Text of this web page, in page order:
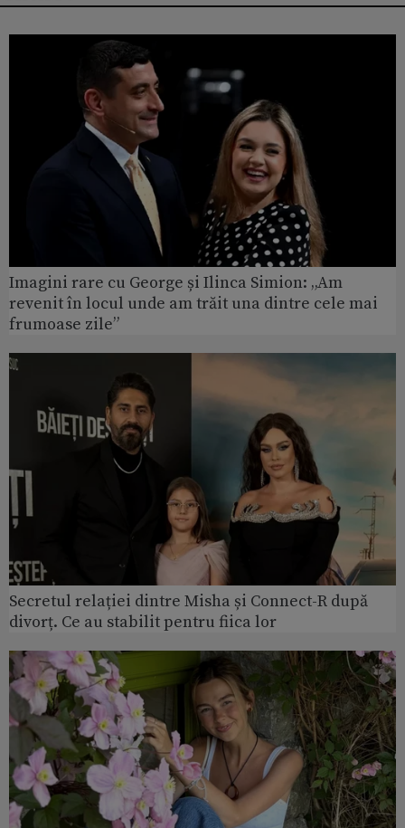
Imagini rare cu George și Ilinca Simion: „Am
revenit în locul unde am trăit una dintre cele mai
frumoase zile”
Secretul relației dintre Misha și Connect-R după
divorț. Ce au stabilit pentru fiica lor